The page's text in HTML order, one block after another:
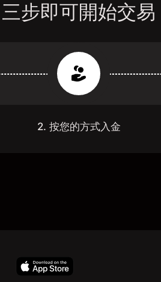
三步即可開始交易
2. 按您的方式入金